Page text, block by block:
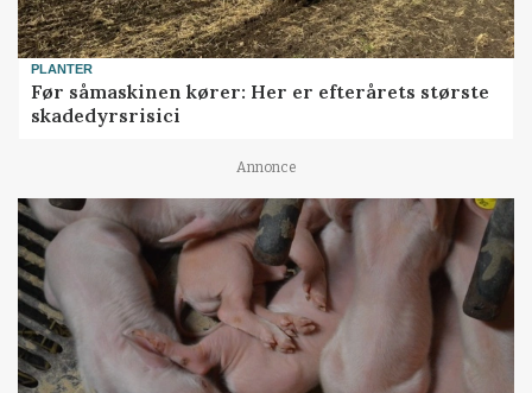
PLANTER
Før såmaskinen kører: Her er efterårets største
skadedyrsrisici
Annonce